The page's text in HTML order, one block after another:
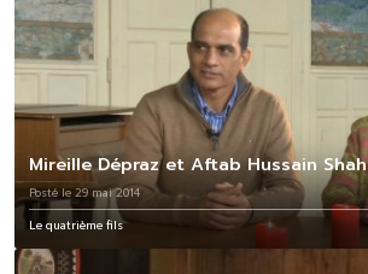
Mireille Dépraz et Aftab Hussain Shah
Posté le 29 mai 2014
Le quatrième fils